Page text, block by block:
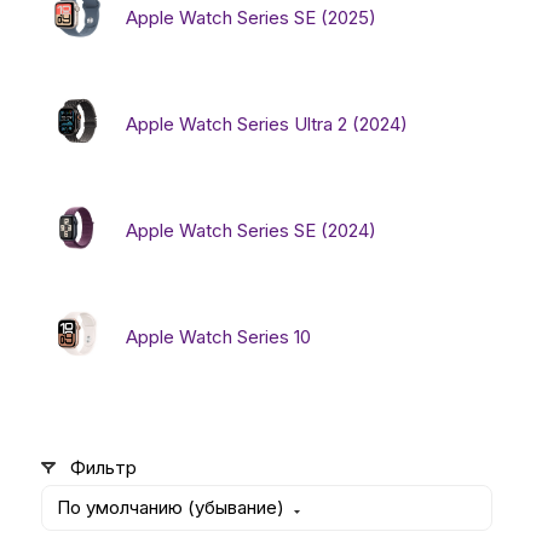
LEGO
Сервисный центр Apple в Самаре
Apple Watch Series SE (2025)
Apple Watch Series Ultra 2 (2024)
Apple Watch Series SE (2024)
Apple Watch Series 10
Фильтр
По умолчанию (убывание)